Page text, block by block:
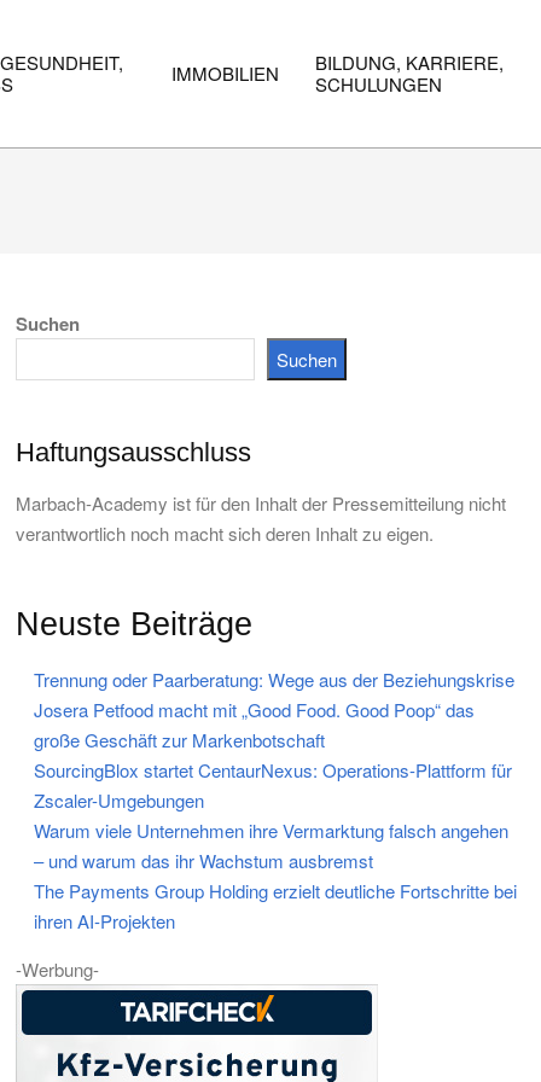
IMMOBILIEN
BILDUNG, KARRIERE,
SCHULUNGEN
Suchen
Suchen
Haftungsausschluss
Marbach-Academy ist für den Inhalt der Pressemitteilung nicht
verantwortlich noch macht sich deren Inhalt zu eigen.
Neuste Beiträge
Trennung oder Paarberatung: Wege aus der Beziehungskrise
Josera Petfood macht mit „Good Food. Good Poop“ das
große Geschäft zur Markenbotschaft
SourcingBlox startet CentaurNexus: Operations-Plattform für
Zscaler-Umgebungen
Warum viele Unternehmen ihre Vermarktung falsch angehen
– und warum das ihr Wachstum ausbremst
The Payments Group Holding erzielt deutliche Fortschritte bei
ihren AI-Projekten
-Werbung-